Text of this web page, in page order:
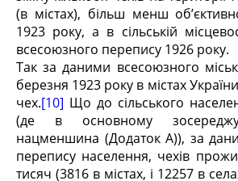
(в містах), більш менш
1923 року, а в сільській
всесоюзного перепису 1926 року.
Так за даними всесоюзного
березня 1923 року в містах
чех.[10] Що до сільського
(де в основному
нацменшина (Додаток А)), за
перепису населення, чехів
тисяч (3816 в містах, і 12257 в